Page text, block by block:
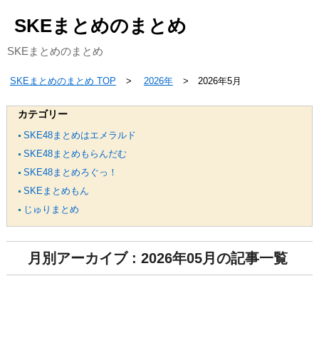
SKEまとめのまとめ
SKEまとめのまとめ
SKEまとめのまとめ TOP 2026年 2026年5月
カテゴリー
SKE48まとめはエメラルド
SKE48まとめもらんだむ
SKE48まとめろぐっ！
SKEまとめもん
じゅりまとめ
月別アーカイブ : 2026年05月の記事一覧